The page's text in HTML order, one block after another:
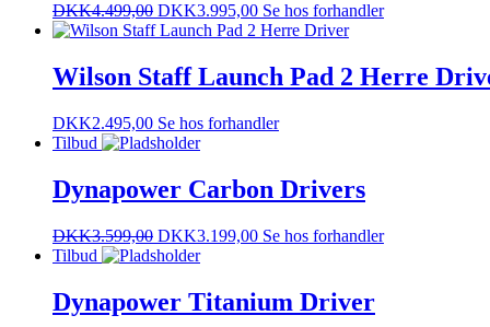
DKK4.499,00 DKK3.995,00 Se hos forhandler
Wilson Staff Launch Pad 2 Herre
DKK2.495,00 Se hos forhandler
Tilbud
Dynapower Carbon Drivers
DKK3.599,00 DKK3.199,00 Se hos forhandler
Tilbud
Dynapower Titanium Driver